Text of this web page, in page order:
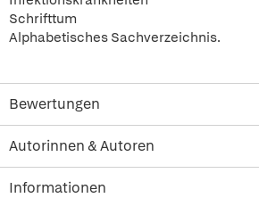
Schrifttum
Alphabetisches Sachverzeichnis.
Bewertungen
Autorinnen & Autoren
Informationen